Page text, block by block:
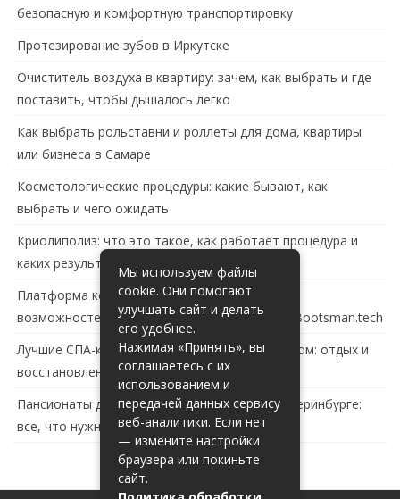
безопасную и комфортную транспортировку
Протезирование зубов в Иркутске
Очиститель воздуха в квартиру: зачем, как выбрать и где
поставить, чтобы дышалось легко
Как выбрать рольставни и роллеты для дома, квартиры
или бизнеса в Самаре
Косметологические процедуры: какие бывают, как
выбрать и чего ожидать
Криолиполиз: что это такое, как работает процедура и
каких результатов ждать
Платформа контейнеризации в России: обзор
возможностей и перспектив развития сайта Bootsman.tech
Лучшие СПА-комплексы в Тольятти с бассейном: отдых и
восстановление за городом
Пансионаты для пожилых с деменцией в Екатеринбурге:
все, что нужно знать
Мы используем файлы
cookie. Они помогают
улучшать сайт и делать
его удобнее.
Нажимая «Принять», вы
соглашаетесь с их
использованием и
передачей данных сервису
веб-аналитики. Если нет
— измените настройки
браузера или покиньте
сайт.